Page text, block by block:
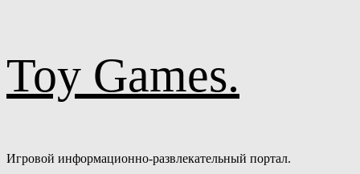
к
содержимому
Toy Games.
Игровой информационно-развлекательный портал.